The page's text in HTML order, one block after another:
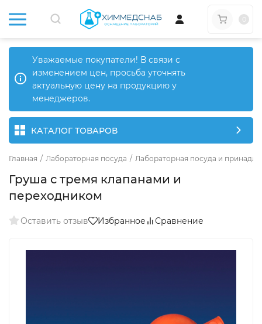
Уважаемые покупатели! В связи с
изменением цен, просьба уточнять
актуальную цену на продукцию у
менеджеров.
КАТАЛОГ ТОВАРОВ
Главная / Лабораторная посуда / Лабораторная посуда и
Груша с тремя клапанами и
переходником
Оставить отзыв Избранное Сравнение